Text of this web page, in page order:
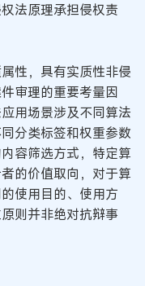
法原理承担侵权责
性，具有实质性非侵
审理的重要考量因
用场景涉及不同算法
分类标签和权重参数
容筛选方式，特定算
的价值取向，对于算
使用目的、使用方
则并非绝对抗辩事